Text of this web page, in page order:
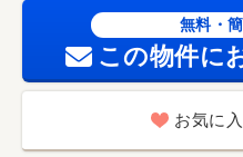
無料・
この物件に
お気に